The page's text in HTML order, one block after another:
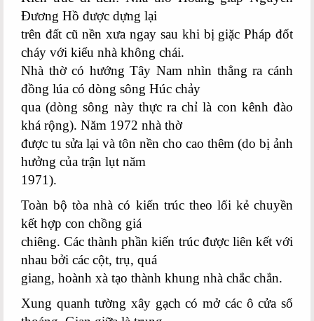
Đương Hồ được dựng lại
trên đất cũ nền xưa ngay sau khi bị giặc Pháp đốt
cháy với kiểu nhà không chái.
Nhà thờ có hướng Tây Nam nhìn thẳng ra cánh
đồng lúa có dòng sông Húc chảy
qua (dòng sông này thực ra chỉ là con kênh đào
khá rộng). Năm 1972 nhà thờ
được tu sửa lại và tôn nền cho cao thêm (do bị ảnh
hưởng của trận lụt năm
1971).
Toàn bộ tòa nhà có kiến trúc theo lối kẻ chuyền
kết hợp con chồng giá
chiêng. Các thành phần kiến trúc được liên kết với
nhau bởi các cột, trụ, quá
giang, hoành xà tạo thành khung nhà chắc chắn.
Xung quanh tường xây gạch có mở các ô cửa sổ